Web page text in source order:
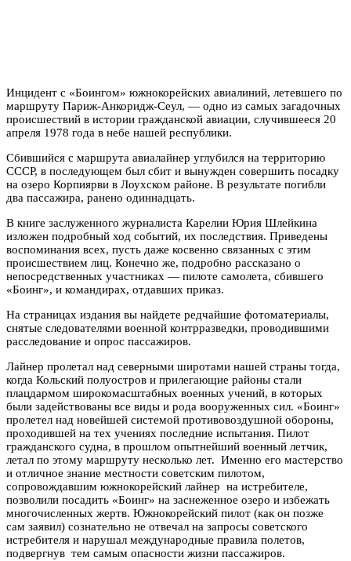
Инцидент с «Боингом» южнокорейских авиалиний, летевшего по
маршруту Париж-Анкоридж-Сеул, — одно из самых загадочных
происшествий в истории гражданской авиации, случившееся 20
апреля 1978 года в небе нашей республики.
Сбившийся с маршрута авиалайнер углубился на территорию
СССР, в последующем был сбит и вынужден совершить посадку
на озеро Корпиярви в Лоухском районе. В результате погибли
два пассажира, ранено одиннадцать.
В книге заслуженного журналиста Карелии Юрия Шлейкина
изложен подробный ход событий, их последствия. Приведены
воспоминания всех, пусть даже косвенно связанных с этим
происшествием лиц. Конечно же, подробно рассказано о
непосредственных участниках — пилоте самолета, сбившего
«Боинг», и командирах, отдавших приказ.
На страницах издания вы найдете редчайшие фотоматериалы,
снятые следователями военной контрразведки, проводившими
расследование и опрос пассажиров.
Лайнер пролетал над северными широтами нашей страны тогда,
когда Кольский полуостров и прилегающие районы стали
плацдармом широкомасштабных военных учений, в которых
были задействованы все виды и рода вооруженных сил. «Боинг»
пролетел над новейшей системой противовоздушной обороны,
проходившей на тех учениях последние испытания. Пилот
гражданского судна, в прошлом опытнейший военный летчик,
летал по этому маршруту несколько лет. Именно его мастерство
и отличное знание местности советским пилотом,
сопровождавшим южнокорейский лайнер на истребителе,
позволили посадить «Боинг» на заснеженное озеро и избежать
многочисленных жертв. Южнокорейский пилот (как он позже
сам заявил) сознательно не отвечал на запросы советского
истребителя и нарушал международные правила полетов,
подвергнув тем самым опасности жизни пассажиров.